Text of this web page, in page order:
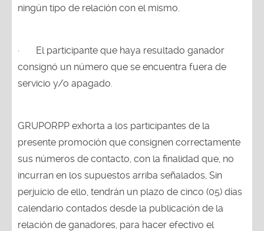
ningún tipo de relación con el mismo.
· El participante que haya resultado ganador
consignó un número que se encuentra fuera de
servicio y/o apagado.
GRUPORPP exhorta a los participantes de la
presente promoción que consignen correctamente
sus números de contacto, con la finalidad que, no
incurran en los supuestos arriba señalados, Sin
perjuicio de ello, tendrán un plazo de cinco (05) días
calendario contados desde la publicación de la
relación de ganadores, para hacer efectivo el